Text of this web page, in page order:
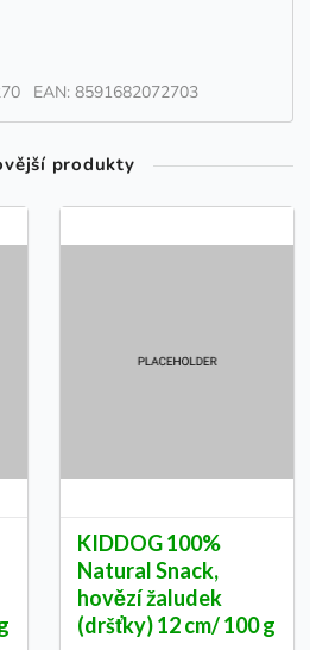
EAN: 8591682072703
produkty
KIDDOG 100%
Natural Snack,
hovězí žaludek
(dršťky) 12 cm/ 100 g